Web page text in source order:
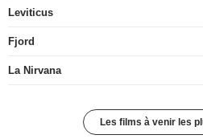
Leviticus
Fjord
La Nirvana
Les films à venir les